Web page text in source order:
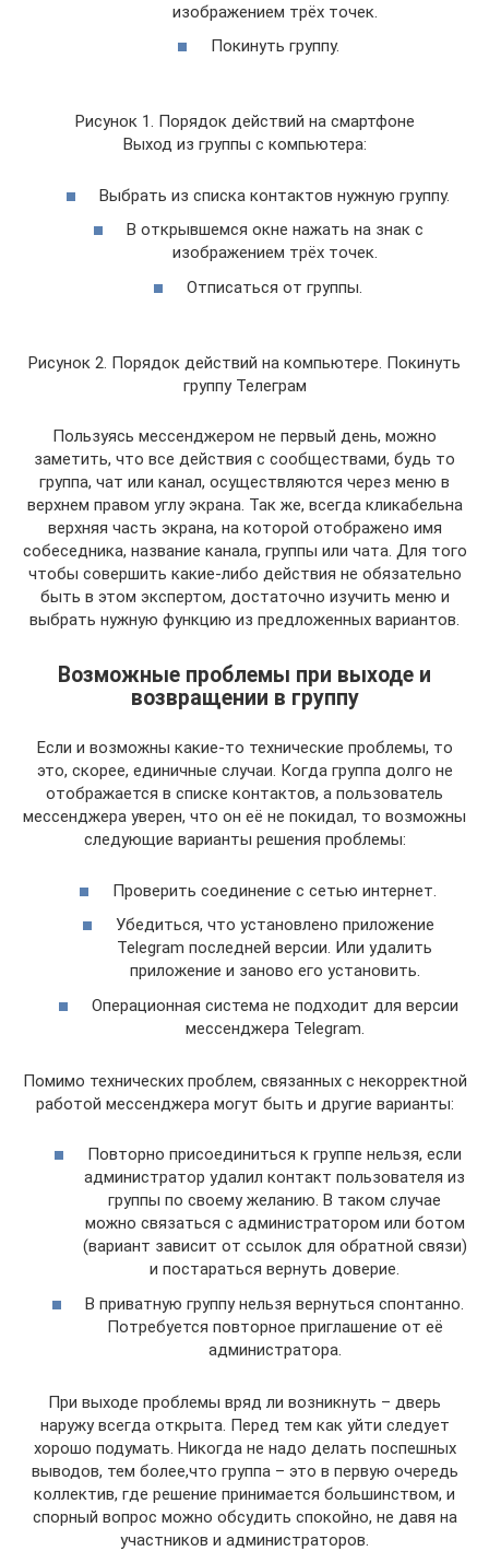
изображением трёх точек.
Покинуть группу.
Рисунок 1. Порядок действий на смартфоне
Выход из группы с компьютера:
Выбрать из списка контактов нужную группу.
В открывшемся окне нажать на знак с
изображением трёх точек.
Отписаться от группы.
Рисунок 2. Порядок действий на компьютере. Покинуть
группу Телеграм
Пользуясь мессенджером не первый день, можно
заметить, что все действия с сообществами, будь то
группа, чат или канал, осуществляются через меню в
верхнем правом углу экрана. Так же, всегда кликабельна
верхняя часть экрана, на которой отображено имя
собеседника, название канала, группы или чата. Для того
чтобы совершить какие-либо действия не обязательно
быть в этом экспертом, достаточно изучить меню и
выбрать нужную функцию из предложенных вариантов.
Возможные проблемы при выходе и
возвращении в группу
Если и возможны какие-то технические проблемы, то
это, скорее, единичные случаи. Когда группа долго не
отображается в списке контактов, а пользователь
мессенджера уверен, что он её не покидал, то возможны
следующие варианты решения проблемы:
Проверить соединение с сетью интернет.
Убедиться, что установлено приложение
Telegram последней версии. Или удалить
приложение и заново его установить.
Операционная система не подходит для версии
мессенджера Telegram.
Помимо технических проблем, связанных с некорректной
работой мессенджера могут быть и другие варианты:
Повторно присоединиться к группе нельзя, если
администратор удалил контакт пользователя из
группы по своему желанию. В таком случае
можно связаться с администратором или ботом
(вариант зависит от ссылок для обратной связи)
и постараться вернуть доверие.
В приватную группу нельзя вернуться спонтанно.
Потребуется повторное приглашение от её
администратора.
При выходе проблемы вряд ли возникнуть – дверь
наружу всегда открыта. Перед тем как уйти следует
хорошо подумать. Никогда не надо делать поспешных
выводов, тем более,что группа – это в первую очередь
коллектив, где решение принимается большинством, и
спорный вопрос можно обсудить спокойно, не давя на
участников и администраторов.